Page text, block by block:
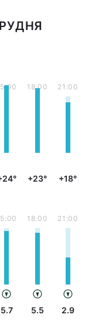
18:00
+23°
21:00
+18°
5.7
18:00
5.5
21:00
2.9